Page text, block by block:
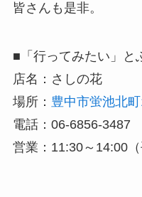
皆さんも是非。
■「行ってみたい」と
店名：さしの花
場所： 豊中市蛍池北
電話：06-6856-3487
営業：11:30～14:00